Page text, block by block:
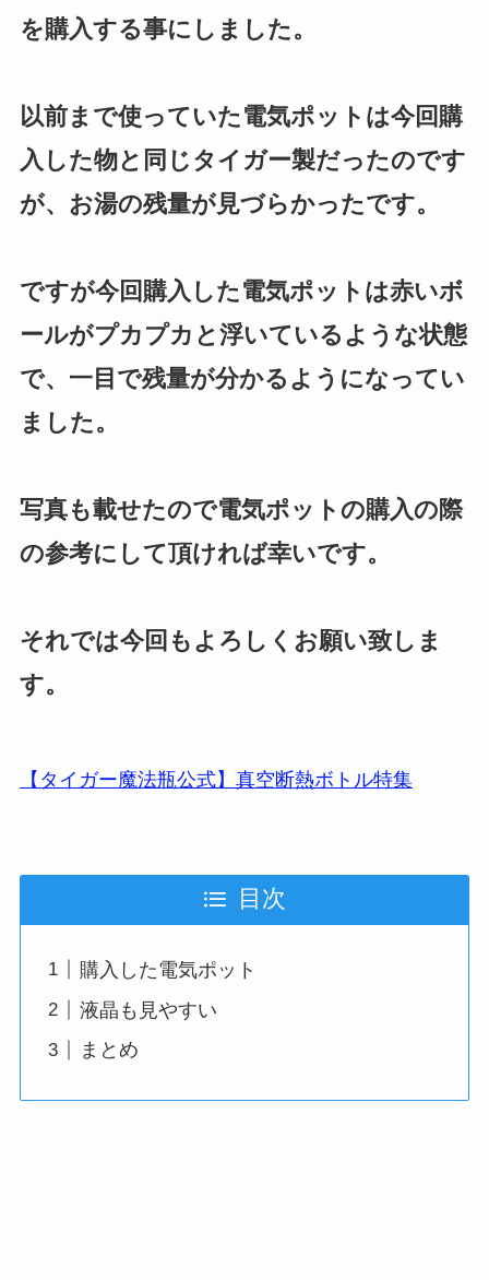
を購入する事にしました。
以前まで使っていた電気ポットは今回購
入した物と同じタイガー製だったのです
が、お湯の残量が見づらかったです。
ですが今回購入した電気ポットは赤いボ
ールがプカプカと浮いているような状態
で、一目で残量が分かるようになってい
ました。
写真も載せたので電気ポットの購入の際
の参考にして頂ければ幸いです。
それでは今回もよろしくお願い致しま
す。
【タイガー魔法瓶公式】真空断熱ボトル特集
目次
購入した電気ポット
液晶も見やすい
まとめ